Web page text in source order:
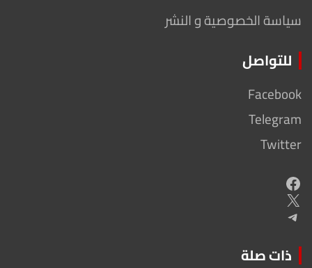
سياسة الخصوصية و النشر
للتواصل
Facebook
Telegram
Twitter
Facebook
X
Telegram
ذات صلة